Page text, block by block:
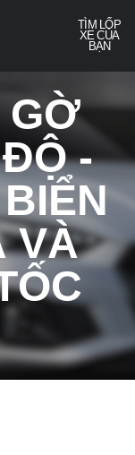
TÌM LỐP
XE CỦA
BẠN
GỜ
-
VÀ